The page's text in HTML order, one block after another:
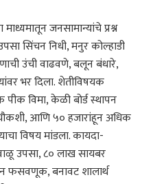
जनसामान्यांचे प्रश्न
सिंचन निधी, मनुर कोल्हाडी
उंची वाढवणे, बलून बंधारे,
भर दिला. शेतीविषयक
पीक विमा, केळी बोर्ड स्थापन
चौकशी, आणि ५० हजारांहून अधिक
विषय मांडला. कायदा-
उपसा, ८० लाख सायबर
फसवणूक, बनावट शालार्थ